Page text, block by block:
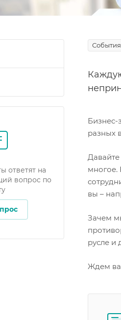
События
Бизнес-
разных
многое.
вы –
Зачем
русле и
Ждем
ответят на
вопрос по